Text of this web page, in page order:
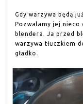
Gdy warzywa będą
Pozwalamy jej nieco
blendera. Ja przed
warzywa tłuczkiem
gładko.